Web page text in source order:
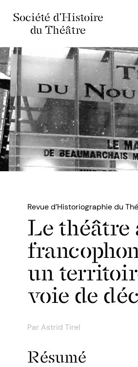
Société d'Histoire
du Théâtre
Revue d’Historiographie du
Le théâtre
un
voie de
Par Astrid Tirel
Résumé